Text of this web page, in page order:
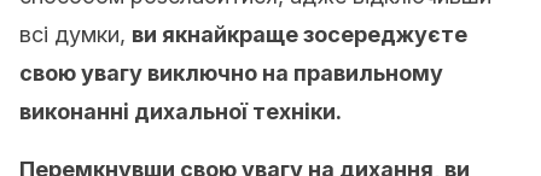
всі думки, ви якнайкраще зосереджуєте
свою увагу виключно на правильному
виконанні дихальної техніки.
Перемкнувши свою увагу на дихання, ви